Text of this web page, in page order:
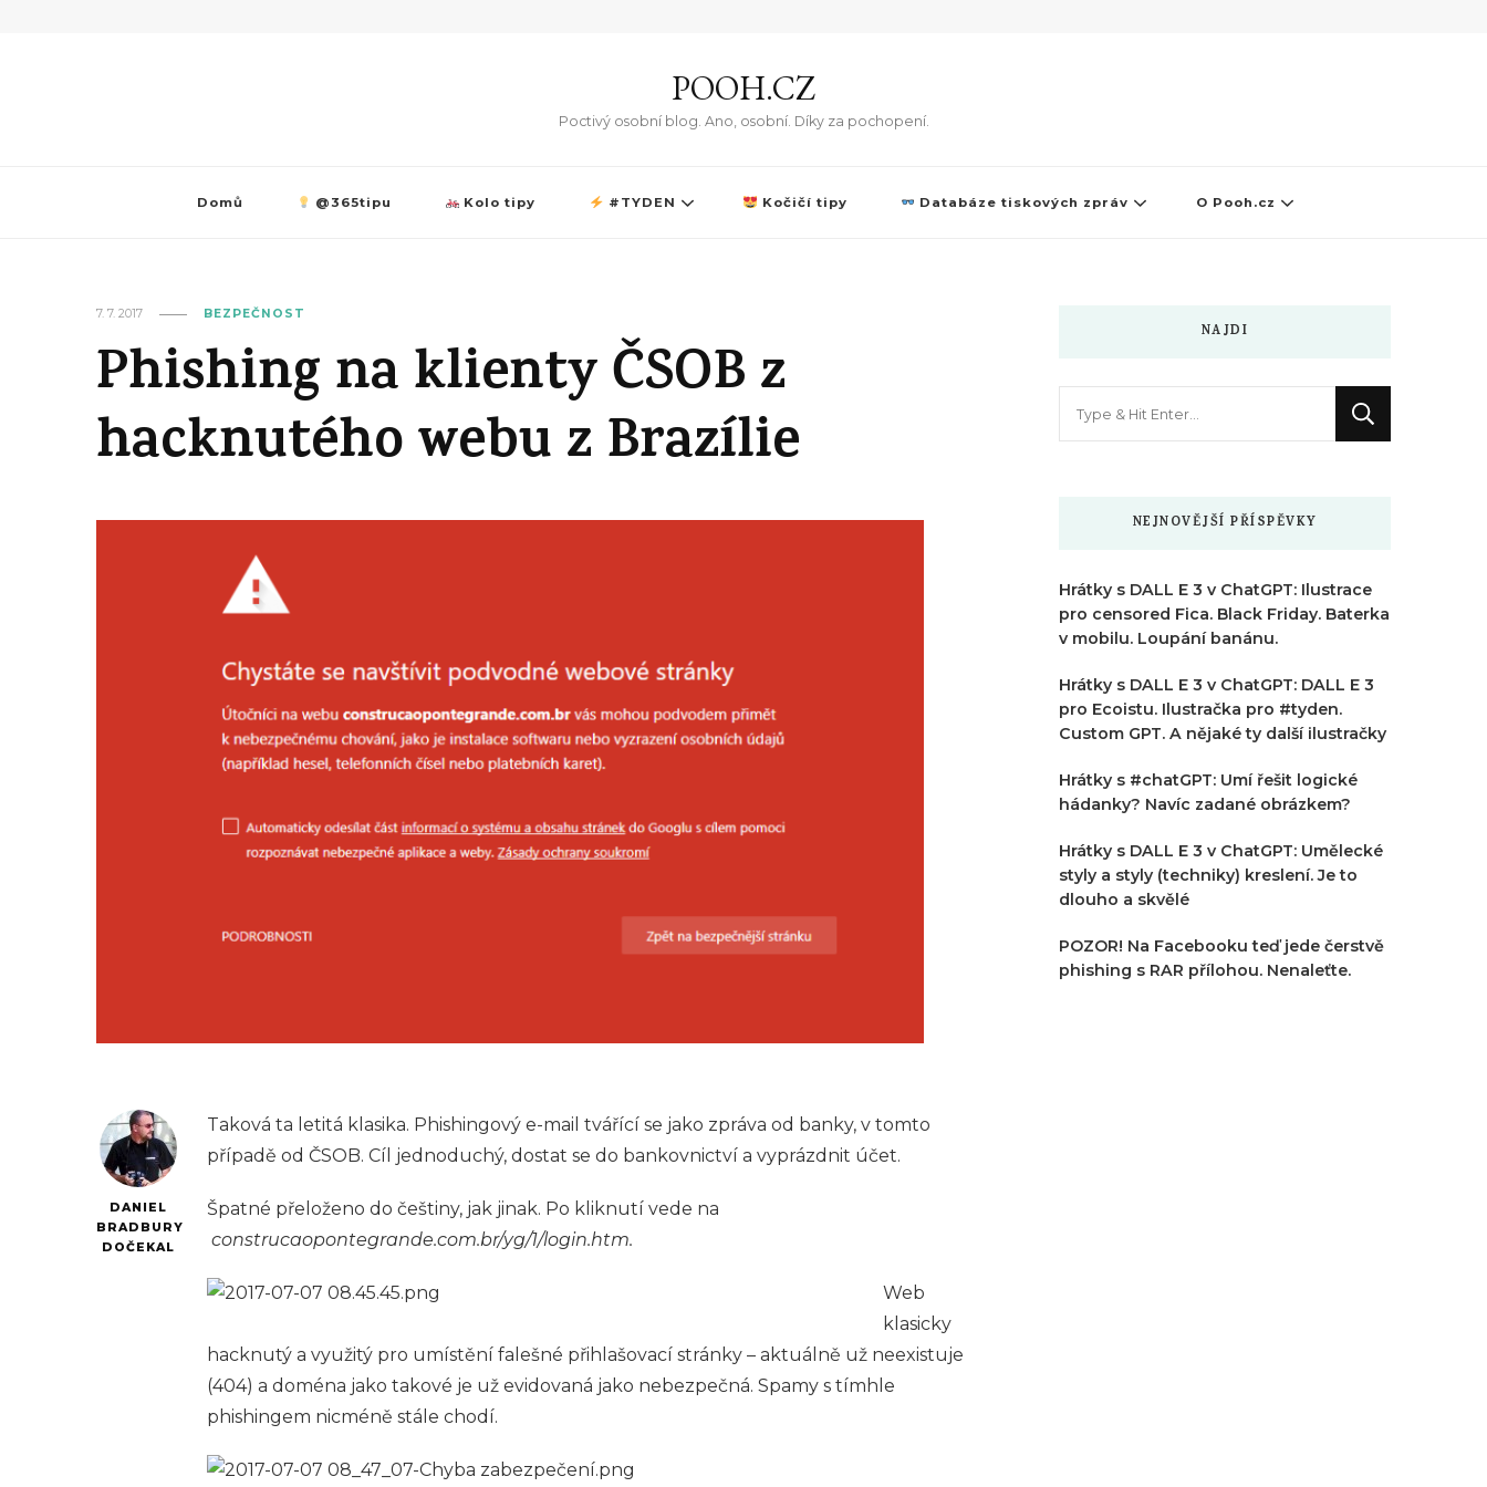
POOH.CZ
Poctivý osobní blog. Ano, osobní. Díky za pochopení.
Domů @365tipu Kolo tipy #TYDEN Kočičí tipy Databáze tiskových zpráv O Pooh.cz
7. 7. 2017 BEZPEČNOST
Phishing na klienty ČSOB z
hacknutého webu z Brazílie
DANIEL
BRADBURY
DOČEKAL
Taková ta letitá klasika. Phishingový e-mail tvářící se jako zpráva od banky, v tomto
případě od ČSOB. Cíl jednoduchý, dostat se do bankovnictví a vyprázdnit účet.
Špatné přeloženo do češtiny, jak jinak. Po kliknutí vede na
construcaopontegrande.com.br/yg/1/login.htm.
Web
klasicky
hacknutý a využitý pro umístění falešné přihlašovací stránky – aktuálně už neexistuje
(404) a doména jako takové je už evidovaná jako nebezpečná. Spamy s tímhle
phishingem nicméně stále chodí.
NAJDI
NEJNOVĚJŠÍ PŘÍSPĚVKY
Hrátky s DALL E 3 v ChatGPT: Ilustrace
pro censored Fica. Black Friday. Baterka
v mobilu. Loupání banánu.
Hrátky s DALL E 3 v ChatGPT: DALL E 3
pro Ecoistu. Ilustračka pro #tyden.
Custom GPT. A nějaké ty další ilustračky
Hrátky s #chatGPT: Umí řešit logické
hádanky? Navíc zadané obrázkem?
Hrátky s DALL E 3 v ChatGPT: Umělecké
styly a styly (techniky) kreslení. Je to
dlouho a skvělé
POZOR! Na Facebooku teď jede čerstvě
phishing s RAR přílohou. Nenaleťte.